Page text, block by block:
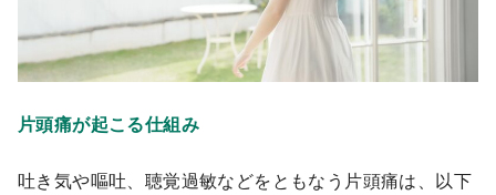
片頭痛が起こる仕組み
吐き気や嘔吐、聴覚過敏などをともなう片頭痛は、以下